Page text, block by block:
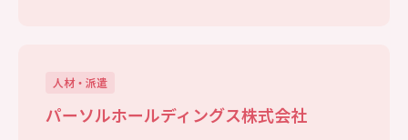
人材・派遣
パーソルホールディングス株式会社